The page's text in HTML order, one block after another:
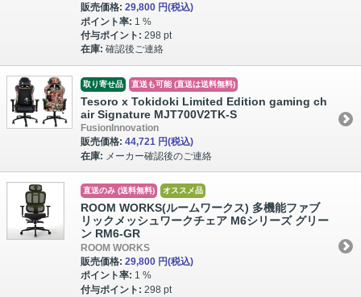
販売価格: 29,800 円(税込)
ポイント率: 1 %
付与ポイント: 298 pt
在庫: 確認後ご連絡
取り寄せ品 直送も可能 (直送は送料無料)
Tesoro x Tokidoki Limited Edition gaming ch
air Signature MJT700V2TK-S
FusionInnovation
販売価格: 44,721 円(税込)
在庫: メーカー確認後のご連絡
直送のみ (送料無料) オススメ品
ROOM WORKS(ルームワークス) 多機能ファブ
リックメッシュワークチェア M6シリーズ グリー
ン RM6-GR
ROOM WORKS
販売価格: 29,800 円(税込)
ポイント率: 1 %
付与ポイント: 298 pt